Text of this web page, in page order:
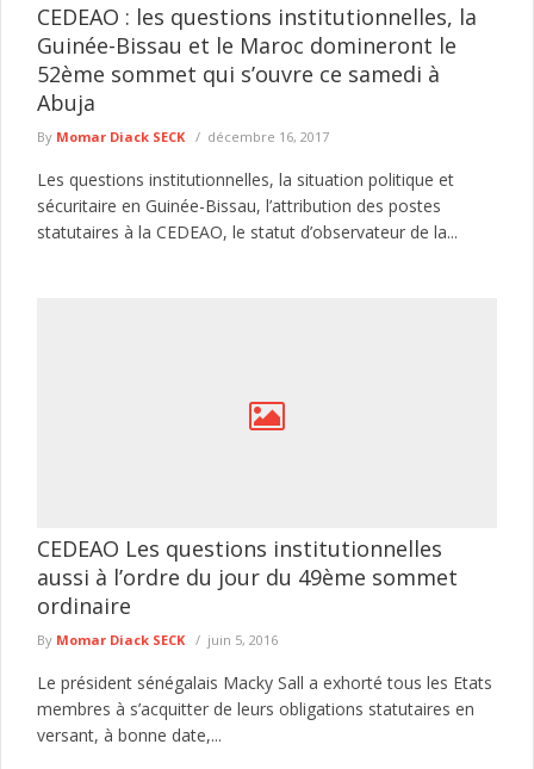
CEDEAO : les questions institutionnelles, la
Guinée-Bissau et le Maroc domineront le
52ème sommet qui s’ouvre ce samedi à
Abuja
By Momar Diack SECK décembre 16, 2017
Les questions institutionnelles, la situation politique et
sécuritaire en Guinée-Bissau, l’attribution des postes
statutaires à la CEDEAO, le statut d’observateur de la...
CEDEAO Les questions institutionnelles
aussi à l’ordre du jour du 49ème sommet
ordinaire
By Momar Diack SECK juin 5, 2016
Le président sénégalais Macky Sall a exhorté tous les Etats
membres à s’acquitter de leurs obligations statutaires en
versant, à bonne date,...